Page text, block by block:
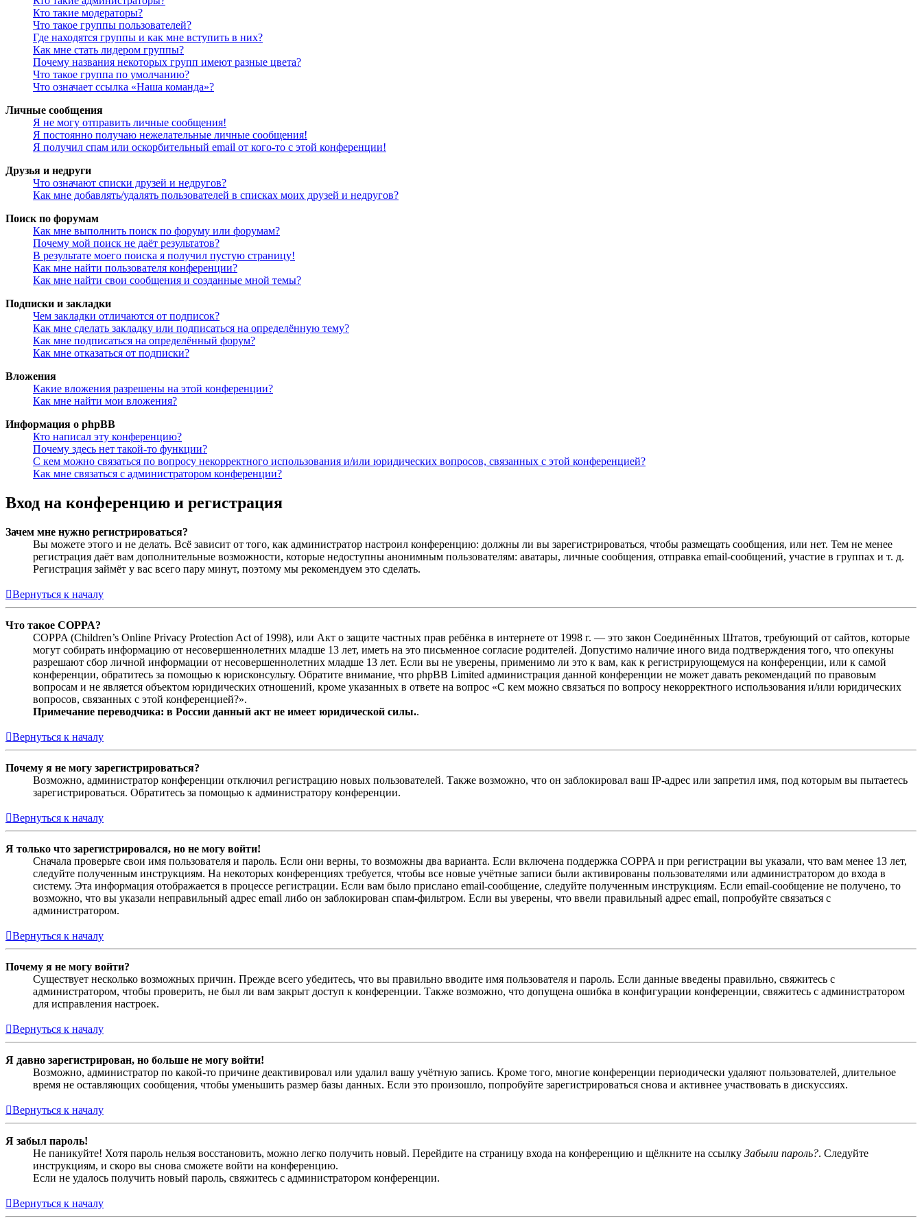
Кто такие модераторы?
Что такое группы пользователей?
Где находятся группы и как мне вступить в них?
Как мне стать лидером группы?
Почему названия некоторых групп имеют разные цвета?
Что такое группа по умолчанию?
Что означает ссылка «Наша команда»?
Личные сообщения
Я не могу отправить личные сообщения!
Я постоянно получаю нежелательные личные сообщения!
Я получил спам или оскорбительный email от кого-то с этой конференции!
Друзья и недруги
Что означают списки друзей и недругов?
Как мне добавлять/удалять пользователей в списках моих друзей и недругов?
Поиск по форумам
Как мне выполнить поиск по форуму или форумам?
Почему мой поиск не даёт результатов?
В результате моего поиска я получил пустую страницу!
Как мне найти пользователя конференции?
Как мне найти свои сообщения и созданные мной темы?
Подписки и закладки
Чем закладки отличаются от подписок?
Как мне сделать закладку или подписаться на определённую тему?
Как мне подписаться на определённый форум?
Как мне отказаться от подписки?
Вложения
Какие вложения разрешены на этой конференции?
Как мне найти мои вложения?
Информация о phpBB
Кто написал эту конференцию?
Почему здесь нет такой-то функции?
С кем можно связаться по вопросу некорректного использования и/или юридических вопросов, связанных с этой конференцией?
Как мне связаться с администратором конференции?
Вход на конференцию и регистрация
Зачем мне нужно регистрироваться?
Вы можете этого и не делать. Всё зависит от того, как администратор настроил конференцию: должны ли вы зарегистрироваться, чтобы размещать сообщения, или нет. Тем не менее
регистрация даёт вам дополнительные возможности, которые недоступны анонимным пользователям: аватары, личные сообщения, отправка email-сообщений, участие в группах и т. д.
Регистрация займёт у вас всего пару минут, поэтому мы рекомендуем это сделать.
Вернуться к началу
Что такое COPPA?
COPPA (Children’s Online Privacy Protection Act of 1998), или Акт о защите частных прав ребёнка в интернете от 1998 г. — это закон Соединённых Штатов, требующий от сайтов, которые
могут собирать информацию от несовершеннолетних младше 13 лет, иметь на это письменное согласие родителей. Допустимо наличие иного вида подтверждения того, что опекуны
разрешают сбор личной информации от несовершеннолетних младше 13 лет. Если вы не уверены, применимо ли это к вам, как к регистрирующемуся на конференции, или к самой
конференции, обратитесь за помощью к юрисконсульту. Обратите внимание, что phpBB Limited администрация данной конференции не может давать рекомендаций по правовым
вопросам и не является объектом юридических отношений, кроме указанных в ответе на вопрос «С кем можно связаться по вопросу некорректного использования и/или юридических
вопросов, связанных с этой конференцией?».
Примечание переводчика: в России данный акт не имеет юридической силы..
Вернуться к началу
Почему я не могу зарегистрироваться?
Возможно, администратор конференции отключил регистрацию новых пользователей. Также возможно, что он заблокировал ваш IP-адрес или запретил имя, под которым вы пытаетесь
зарегистрироваться. Обратитесь за помощью к администратору конференции.
Вернуться к началу
Я только что зарегистрировался, но не могу войти!
Сначала проверьте свои имя пользователя и пароль. Если они верны, то возможны два варианта. Если включена поддержка COPPA и при регистрации вы указали, что вам менее 13 лет,
следуйте полученным инструкциям. На некоторых конференциях требуется, чтобы все новые учётные записи были активированы пользователями или администратором до входа в
систему. Эта информация отображается в процессе регистрации. Если вам было прислано email-сообщение, следуйте полученным инструкциям. Если email-сообщение не получено, то
возможно, что вы указали неправильный адрес email либо он заблокирован спам-фильтром. Если вы уверены, что ввели правильный адрес email, попробуйте связаться с
администратором.
Вернуться к началу
Почему я не могу войти?
Существует несколько возможных причин. Прежде всего убедитесь, что вы правильно вводите имя пользователя и пароль. Если данные введены правильно, свяжитесь с
администратором, чтобы проверить, не был ли вам закрыт доступ к конференции. Также возможно, что допущена ошибка в конфигурации конференции, свяжитесь с администратором
для исправления настроек.
Вернуться к началу
Я давно зарегистрирован, но больше не могу войти!
Возможно, администратор по какой-то причине деактивировал или удалил вашу учётную запись. Кроме того, многие конференции периодически удаляют пользователей, длительное
время не оставляющих сообщения, чтобы уменьшить размер базы данных. Если это произошло, попробуйте зарегистрироваться снова и активнее участвовать в дискуссиях.
Вернуться к началу
Я забыл пароль!
Не паникуйте! Хотя пароль нельзя восстановить, можно легко получить новый. Перейдите на страницу входа на конференцию и щёлкните на ссылку Забыли пароль?. Следуйте
инструкциям, и скоро вы снова сможете войти на конференцию.
Если не удалось получить новый пароль, свяжитесь с администратором конференции.
Вернуться к началу